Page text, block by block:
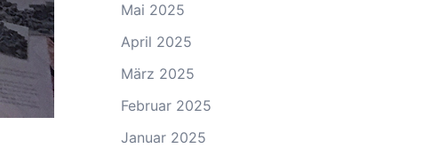
Mai 2025
April 2025
März 2025
Februar 2025
Januar 2025